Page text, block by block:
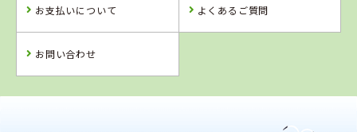
お支払いについて よくあるご質問
お問い合わせ